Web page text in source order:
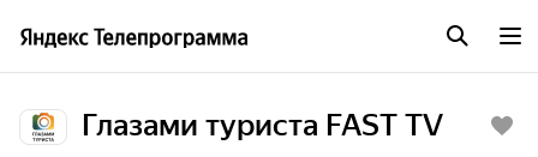
Глазами туриста FAST TV